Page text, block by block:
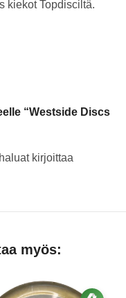
kiekot Topdisciltä.
“Westside Discs
kirjoittaa
myös: